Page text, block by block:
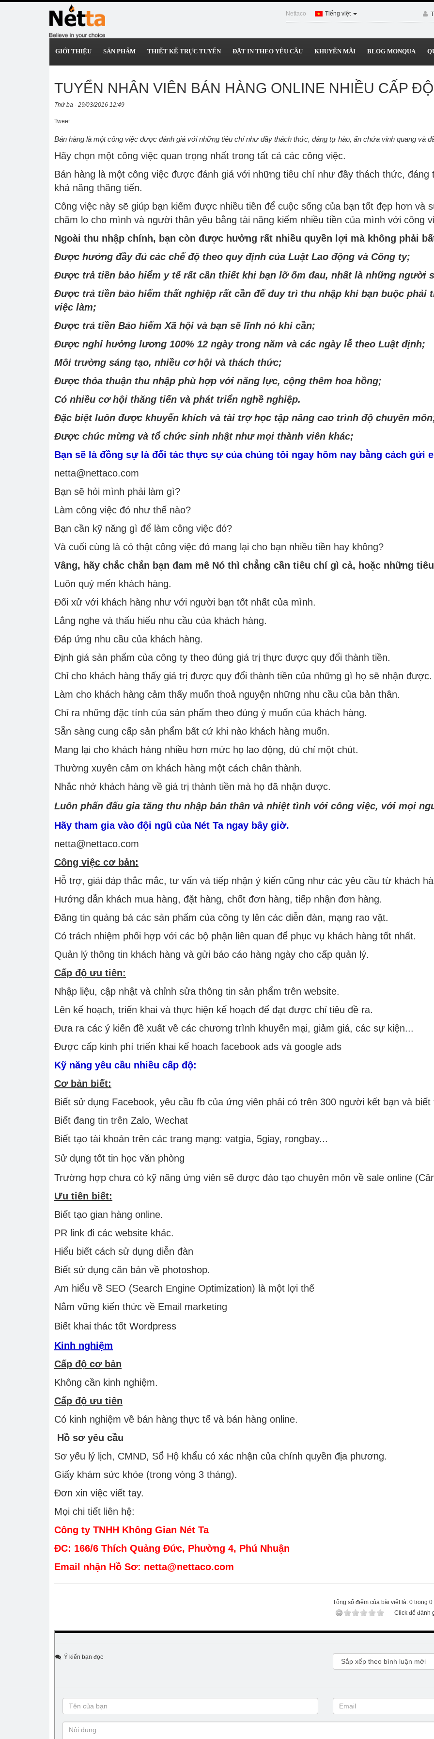
Nettaco Tiếng việt
GIỚI THIỆU SẢN PHẨM THIẾT KẾ TRỰC TUYẾN ĐẶT IN THEO YÊU CẦU KHUYẾN MÃI BLOG MONQUA
TUYỂN NHÂN VIÊN BÁN HÀNG ONLINE NHIỀU CẤP ĐỘ
Thứ ba - 29/03/2016 12:49
Tweet
Bán hàng là một công việc được đánh giá với những tiêu chí như đầy thách thức, đáng tự hào, ẩn chứa vinh quang và
Hãy chọn một công việc quan trọng nhất trong tất cả các công việc.
Bán hàng là một công việc được đánh giá với những tiêu chí như đầy thách thức,
khả năng thăng tiến.
Công việc này sẽ giúp bạn kiếm được nhiều tiền để cuộc sống của bạn tốt đẹp hơn và
chăm lo cho mình và người thân yêu bằng tài năng kiếm nhiều tiền của mình với công
Ngoài thu nhập chính, bạn còn được hưởng rất nhiều quyền lợi mà không phải
Được hưởng đầy đủ các chế độ theo quy định của Luật Lao động và Công ty;
Được trả tiền bảo hiểm y tế rất cần thiết khi bạn lỡ ốm đau, nhất là những người
Được trả tiền bảo hiểm thất nghiệp rất cần để duy trì thu nhập khi bạn buộc phải
việc làm;
Được trả tiền Bảo hiểm Xã hội và bạn sẽ lĩnh nó khi cần;
Được nghỉ hưởng lương 100% 12 ngày trong năm và các ngày lễ theo Luật định;
Môi trường sáng tạo, nhiều cơ hội và thách thức;
Được thỏa thuận thu nhập phù hợp với năng lực, cộng thêm hoa hồng;
Có nhiều cơ hội thăng tiến và phát triển nghề nghiệp.
Đặc biệt luôn được khuyến khích và tài trợ học tập nâng cao trình độ chuyên
Được chúc mừng và tổ chức sinh nhật như mọi thành viên khác;
Bạn sẽ là đồng sự là đối tác thực sự của chúng tôi ngay hôm nay bằng cách gửi
netta@nettaco.com
Bạn sẽ hỏi mình phải làm gì?
Làm công việc đó như thế nào?
Bạn cần kỹ năng gì để làm công việc đó?
Và cuối cùng là có thật công việc đó mang lại cho bạn nhiều tiền hay không?
Vâng, hãy chắc chắn bạn đam mê Nó thì chẳng cần tiêu chí gì cả, hoặc những
Luôn quý mến khách hàng.
Đối xử với khách hàng như với người bạn tốt nhất của mình.
Lắng nghe và thấu hiểu nhu cầu của khách hàng.
Đáp ứng nhu cầu của khách hàng.
Định giá sản phẩm của công ty theo đúng giá trị thực được quy đổi thành tiền.
Chỉ cho khách hàng thấy giá trị được quy đổi thành tiền của những gì họ sẽ nhận được.
Làm cho khách hàng cảm thấy muốn thoả nguyện những nhu cầu của bản thân.
Chỉ ra những đặc tính của sản phẩm theo đúng ý muốn của khách hàng.
Sẵn sàng cung cấp sản phẩm bất cứ khi nào khách hàng muốn.
Mang lại cho khách hàng nhiều hơn mức họ lao động, dù chỉ một chút.
Thường xuyên cảm ơn khách hàng một cách chân thành.
Nhắc nhở khách hàng về giá trị thành tiền mà họ đã nhận được.
Luôn phấn đấu gia tăng thu nhập bản thân và nhiệt tình với công việc, với mọi
Hãy tham gia vào đội ngũ của Nét Ta ngay bây giờ.
netta@nettaco.com
Công việc cơ bản:
Hỗ trợ, giải đáp thắc mắc, tư vấn và tiếp nhận ý kiến cũng như các yêu cầu từ khách
Hướng dẫn khách mua hàng, đặt hàng, chốt đơn hàng, tiếp nhận đơn hàng.
Đăng tin quảng bá các sản phẩm của công ty lên các diễn đàn, mạng rao vặt.
Có trách nhiệm phối hợp với các bộ phận liên quan để phục vụ khách hàng tốt nhất.
Quản lý thông tin khách hàng và gửi báo cáo hàng ngày cho cấp quản lý.
Cấp độ ưu tiên:
Nhập liệu, cập nhật và chỉnh sửa thông tin sản phẩm trên website.
Lên kế hoạch, triển khai và thực hiện kế hoạch để đạt được chỉ tiêu đề ra.
Đưa ra các ý kiến đề xuất về các chương trình khuyến mại, giảm giá, các sự kiện...
Được cấp kinh phí triển khai kế hoach facebook ads và google ads
Kỹ năng yêu cầu nhiều cấp độ:
Cơ bản biết:
Biết sử dụng Facebook, yêu cầu fb của ứng viên phải có trên 300 người kết bạn và biết
Biết đang tin trên Zalo, Wechat
Biết tạo tài khoản trên các trang mạng: vatgia, 5giay, rongbay...
Sử dụng tốt tin học văn phòng
Trường hợp chưa có kỹ năng ứng viên sẽ được đào tạo chuyên môn về sale online
Ưu tiên biết:
Biết tạo gian hàng online.
PR link đi các website khác.
Hiểu biết cách sử dụng diễn đàn
Biết sử dụng căn bản về photoshop.
Am hiểu về SEO (Search Engine Optimization) là một lợi thế
Nắm vững kiến thức về Email marketing
Biết khai thác tốt Wordpress
Kinh nghiệm
Cấp độ cơ bản
Không cần kinh nghiệm.
Cấp độ ưu tiên
Có kinh nghiệm về bán hàng thực tế và bán hàng online.
Hồ sơ yêu cầu
Sơ yếu lý lịch, CMND, Sổ Hộ khẩu có xác nhận của chính quyền địa phương.
Giấy khám sức khỏe (trong vòng 3 tháng).
Đơn xin việc viết tay.
Mọi chi tiết liên hệ:
Công ty TNHH Không Gian Nét Ta
ĐC: 166/6 Thích Quảng Đức, Phường 4, Phú Nhuận
Email nhận Hồ Sơ: netta@nettaco.com
Tổng số điểm của bài viết là: 0 trong
Click để đánh